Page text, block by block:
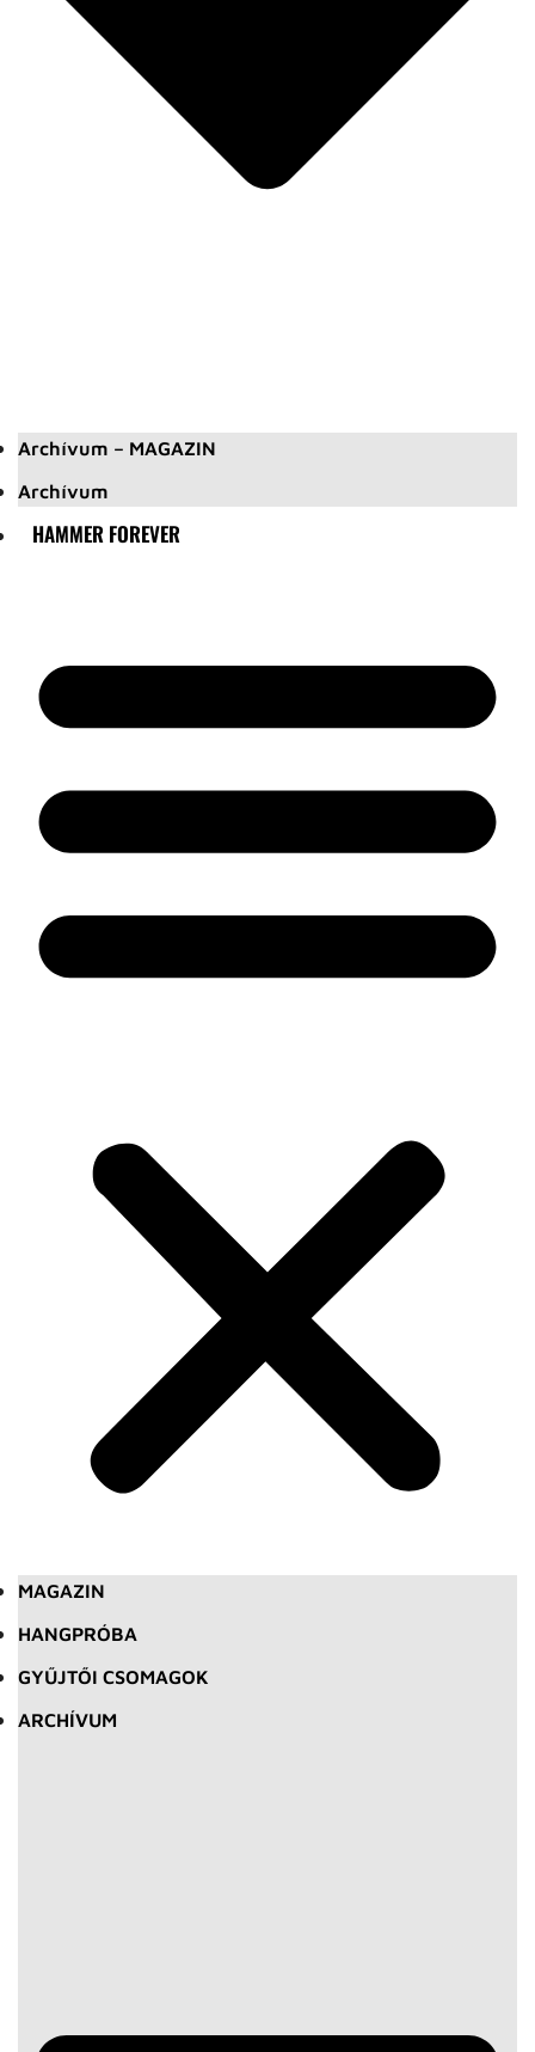
Archívum – MAGAZIN
Archívum
HAMMER FOREVER
MAGAZIN
HANGPRÓBA
GYŰJTŐI CSOMAGOK
ARCHÍVUM